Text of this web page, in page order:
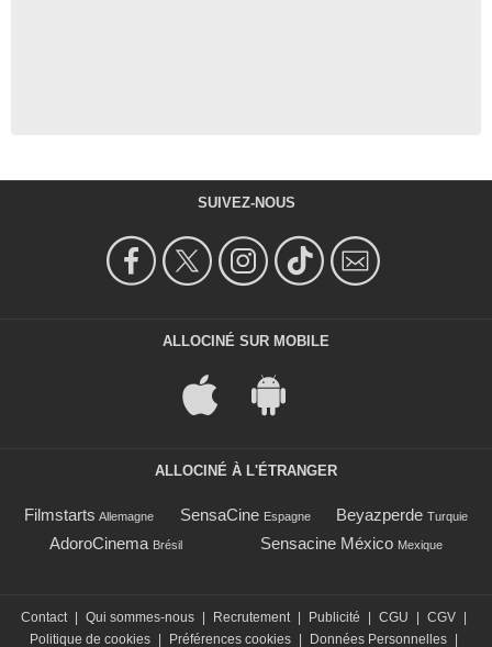
SUIVEZ-NOUS
ALLOCINÉ SUR MOBILE
ALLOCINÉ À L'ÉTRANGER
Filmstarts Allemagne SensaCine Espagne Beyazperde Turquie
AdoroCinema Brésil Sensacine México Mexique
Contact Qui sommes-nous Recrutement Publicité CGU CGV
Politique de cookies
Préférences cookies Données Personnelles